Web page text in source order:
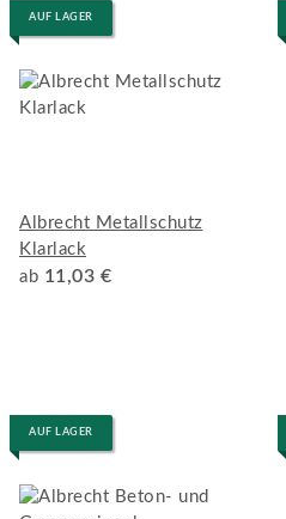
AUF LAGER
Albrecht Metallschutz
Klarlack
ab 11,03 €
AUF LAGER